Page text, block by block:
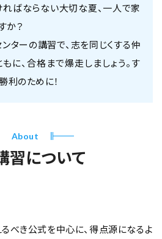
ばならない大切な夏、一人で家
か？
ターの講習で、志を同じくする仲
に、合格まで爆走しましょう。す
利のために！
About
習について
べき公式を中心に、得点源になるよ